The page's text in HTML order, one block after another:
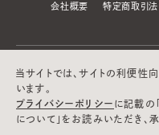
会社概要 特定商取引
当サイトでは、サイトの利便性
います。
プライバシーポリシー に記載の
について」をお読みいただき、